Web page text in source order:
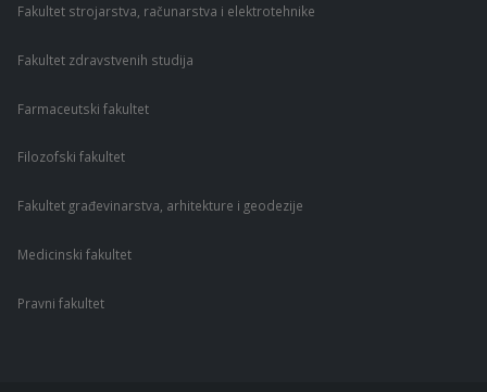
Fakultet strojarstva, računarstva i elektrotehnike
Fakultet zdravstvenih studija
Farmaceutski fakultet
Filozofski fakultet
Fakultet građevinarstva, arhitekture i geodezije
Medicinski fakultet
Pravni fakultet